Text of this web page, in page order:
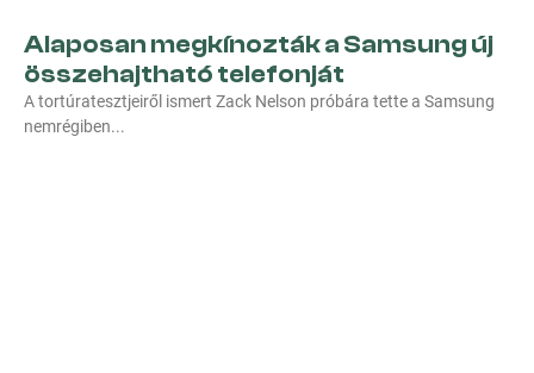
Alaposan megkínozták a Samsung új
összehajtható telefonját
A tortúratesztjeiről ismert Zack Nelson próbára tette a Samsung
nemrégiben